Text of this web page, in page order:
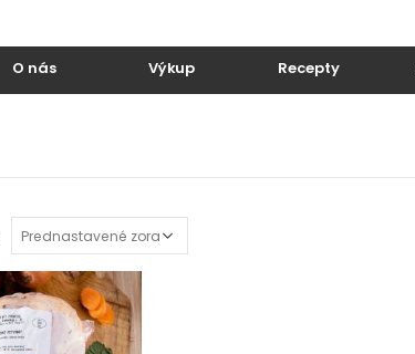
O nás Výkup Recepty